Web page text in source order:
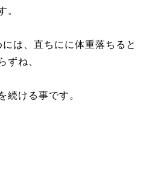
。
は、直ちにに体重落ちると
ずね、
続ける事です。